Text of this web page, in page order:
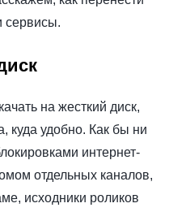
сервисы.
на жесткий диск,
куда удобно. Как бы ни
интернет-
отдельных каналов,
исходники роликов